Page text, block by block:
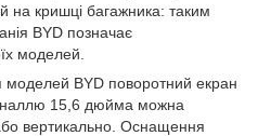
на кришці багажника: таким
BYD позначає
моделей.
моделей BYD поворотний екран
15,6 дюйма можна
вертикально. Оснащення